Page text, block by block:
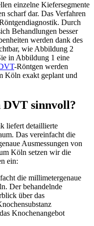
einzelne Kiefersegmente
scharf dar. Das Verfahren
Durch
Behandlungen besser
werden dank des
wie Abbildung 2
in Abbildung 1 eine
-Röntgen werden
Köln exakt geplant und
DVT sinnvoll?
liefert detaillierte
Das vereinfacht die
Ausmessungen von
Köln setzen wir die
ein:
die millimetergenaue
Der behandelnde
über das
Knochenangebot